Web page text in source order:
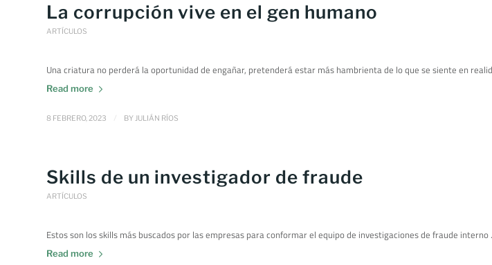
La corrupción vive en el gen humano
ARTÍCULOS
Una criatura no perderá la oportunidad de engañar, pretenderá estar más hambrienta de lo que se siente en
Read more
8 FEBRERO, 2023 BYJULIÁN RÍOS
Skills de un investigador de fraude
ARTÍCULOS
Estos son los skills más buscados por las empresas para conformar el equipo de investigaciones de fraude interno
Read more